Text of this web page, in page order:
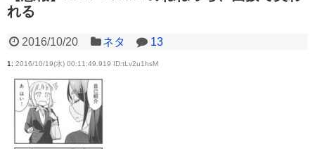
れる
2016/10/20 ネタ 13
1: 2016/10/19(水) 00:11:49.919 ID:tLv2u1hsM